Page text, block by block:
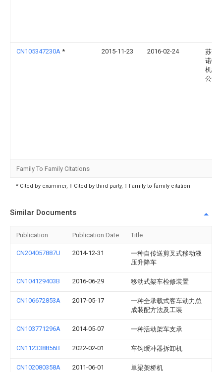
CN105347230A * 2015-11-23 2016-02-24
苏州
诺特
机械
公司
Family To Family Citations
* Cited by examiner, † Cited by third party, ‡ Family to family citation
Similar Documents
Publication Publication Date Title
CN204057887U 2014-12-31
一种自传送剪叉式移动液
压升降车
CN104129403B 2016-06-29 移动式架车检修装置
CN106672853A 2017-05-17
一种全承载式客车动力总
成装配方法及工装
CN103771296A 2014-05-07 一种活动架车支承
CN112338856B 2022-02-01 车钩缓冲器拆卸机
CN102080358A 2011-06-01 单梁架桥机